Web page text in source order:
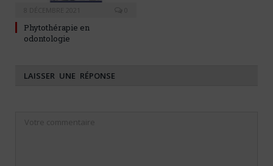
Phytothérapie en
odontologie
LAISSER UNE RÉPONSE